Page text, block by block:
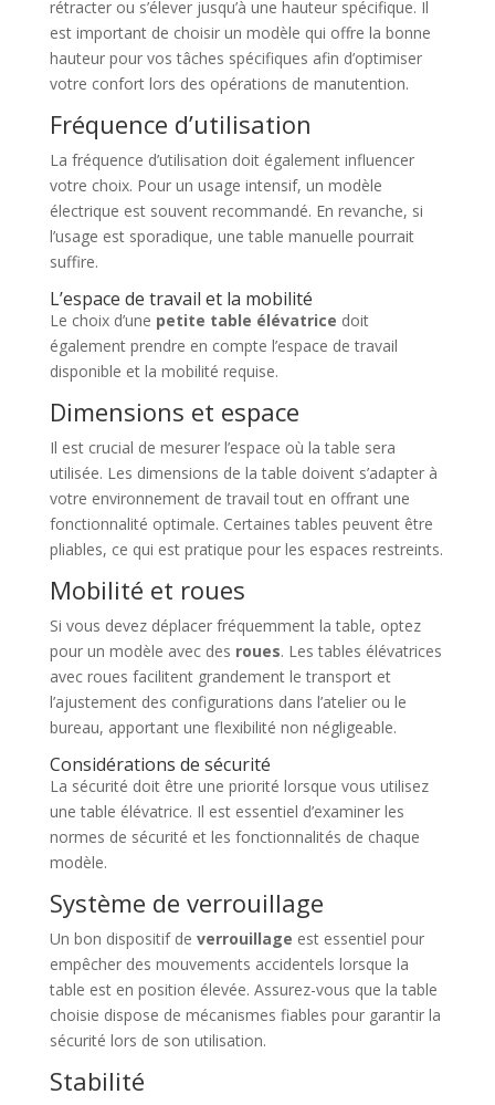
rétracter ou s’élever jusqu’à une hauteur spécifique. Il
est important de choisir un modèle qui offre la bonne
hauteur pour vos tâches spécifiques afin d’optimiser
votre confort lors des opérations de manutention.
Fréquence d’utilisation
La fréquence d’utilisation doit également influencer
votre choix. Pour un usage intensif, un modèle
électrique est souvent recommandé. En revanche, si
l’usage est sporadique, une table manuelle pourrait
suffire.
L’espace de travail et la mobilité
Le choix d’une petite table élévatrice doit
également prendre en compte l’espace de travail
disponible et la mobilité requise.
Dimensions et espace
Il est crucial de mesurer l’espace où la table sera
utilisée. Les dimensions de la table doivent s’adapter à
votre environnement de travail tout en offrant une
fonctionnalité optimale. Certaines tables peuvent être
pliables, ce qui est pratique pour les espaces restreints.
Mobilité et roues
Si vous devez déplacer fréquemment la table, optez
pour un modèle avec des roues. Les tables élévatrices
avec roues facilitent grandement le transport et
l’ajustement des configurations dans l’atelier ou le
bureau, apportant une flexibilité non négligeable.
Considérations de sécurité
La sécurité doit être une priorité lorsque vous utilisez
une table élévatrice. Il est essentiel d’examiner les
normes de sécurité et les fonctionnalités de chaque
modèle.
Système de verrouillage
Un bon dispositif de verrouillage est essentiel pour
empêcher des mouvements accidentels lorsque la
table est en position élevée. Assurez-vous que la table
choisie dispose de mécanismes fiables pour garantir la
sécurité lors de son utilisation.
Stabilité